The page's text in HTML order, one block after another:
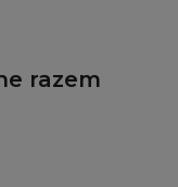
razem